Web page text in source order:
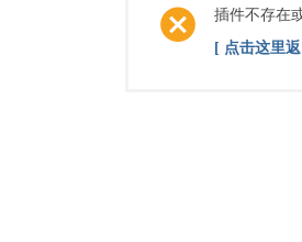
插件不存在
[ 点击这里